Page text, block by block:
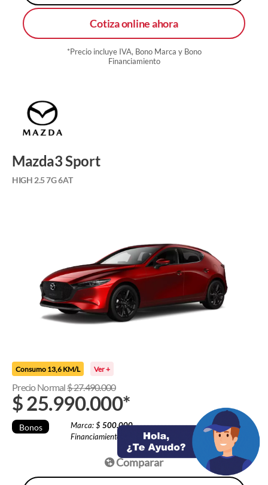
Cotiza online ahora
*Precio incluye IVA, Bono Marca y Bono
Financiamiento
Mazda3 Sport
HIGH 2.5 7G 6AT
Consumo 13,6 KM/L Ver +
Precio Normal$27.490.000
$25.990.000*
Bonos Marca: $ 500.000
Financiamiento: $
1.000.000
Comparar